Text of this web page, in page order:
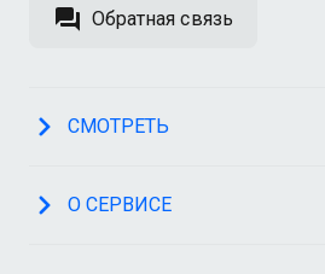
Обратная связь
СМОТРЕТЬ
О СЕРВИСЕ